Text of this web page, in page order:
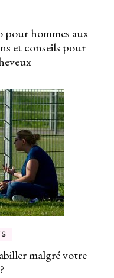
pour hommes aux
et conseils pour
malgré votre